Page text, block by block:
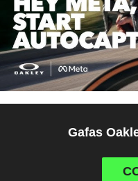
Gafas